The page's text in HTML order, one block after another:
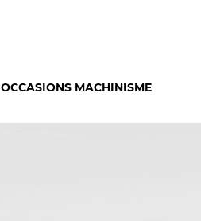
OCCASIONS MACHINISME